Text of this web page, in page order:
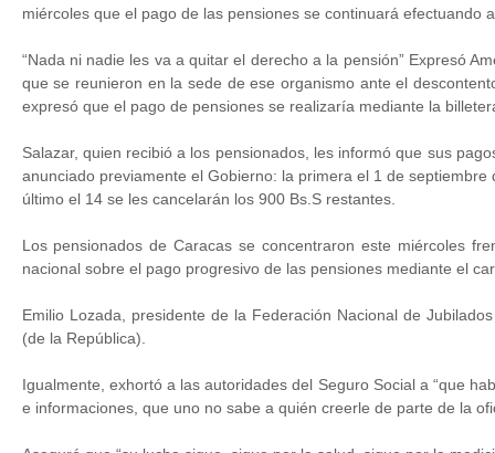
miércoles que el pago de las pensiones se continuará efectuando
“Nada ni nadie les va a quitar el derecho a la pensión” Expresó
que se reunieron en la sede de ese organismo ante el
expresó que el pago de pensiones se realizaría mediante la
Salazar, quien recibió a los pensionados, les informó que sus
anunciado previamente el Gobierno: la primera el 1 de
último el 14 se les cancelarán los 900 Bs.S restantes.
Los pensionados de Caracas se concentraron este miércoles
nacional sobre el pago progresivo de las pensiones mediante el
Emilio Lozada, presidente de la Federación Nacional de
(de la República).
Igualmente, exhortó a las autoridades del Seguro Social a “que
e informaciones, que uno no sabe a quién creerle de parte de la